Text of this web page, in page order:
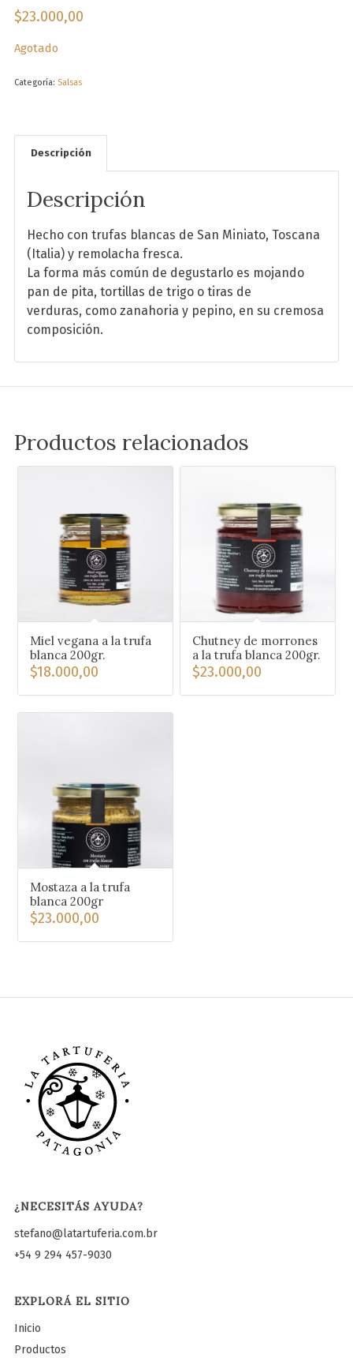
$23.000,00
Agotado
Categoría: Salsas
Descripción
Descripción
Hecho con trufas blancas de San Miniato, Toscana
(Italia) y remolacha fresca.
La forma más común de degustarlo es mojando
pan de pita, tortillas de trigo o tiras de
verduras, como zanahoria y pepino, en su cremosa
composición.
Productos relacionados
Miel vegana a la trufa
blanca 200gr.
$18.000,00
Chutney de morrones
a la trufa blanca 200gr.
$23.000,00
Mostaza a la trufa
blanca 200gr
$23.000,00
¿NECESITÁS AYUDA?
stefano@latartuferia.com.br
+54 9 294 457-9030
EXPLORÁ EL SITIO
Inicio
Productos